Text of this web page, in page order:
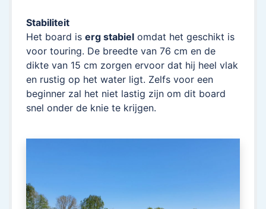
Stabiliteit
Het board is erg stabiel omdat het geschikt is
voor touring. De breedte van 76 cm en de
dikte van 15 cm zorgen ervoor dat hij heel vlak
en rustig op het water ligt. Zelfs voor een
beginner zal het niet lastig zijn om dit board
snel onder de knie te krijgen.